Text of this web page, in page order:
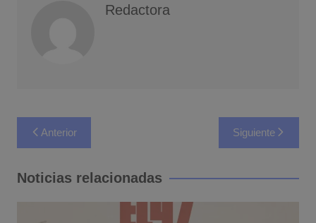
Redactora
Navegación
de
entradas
Anterior Siguiente
Noticias relacionadas